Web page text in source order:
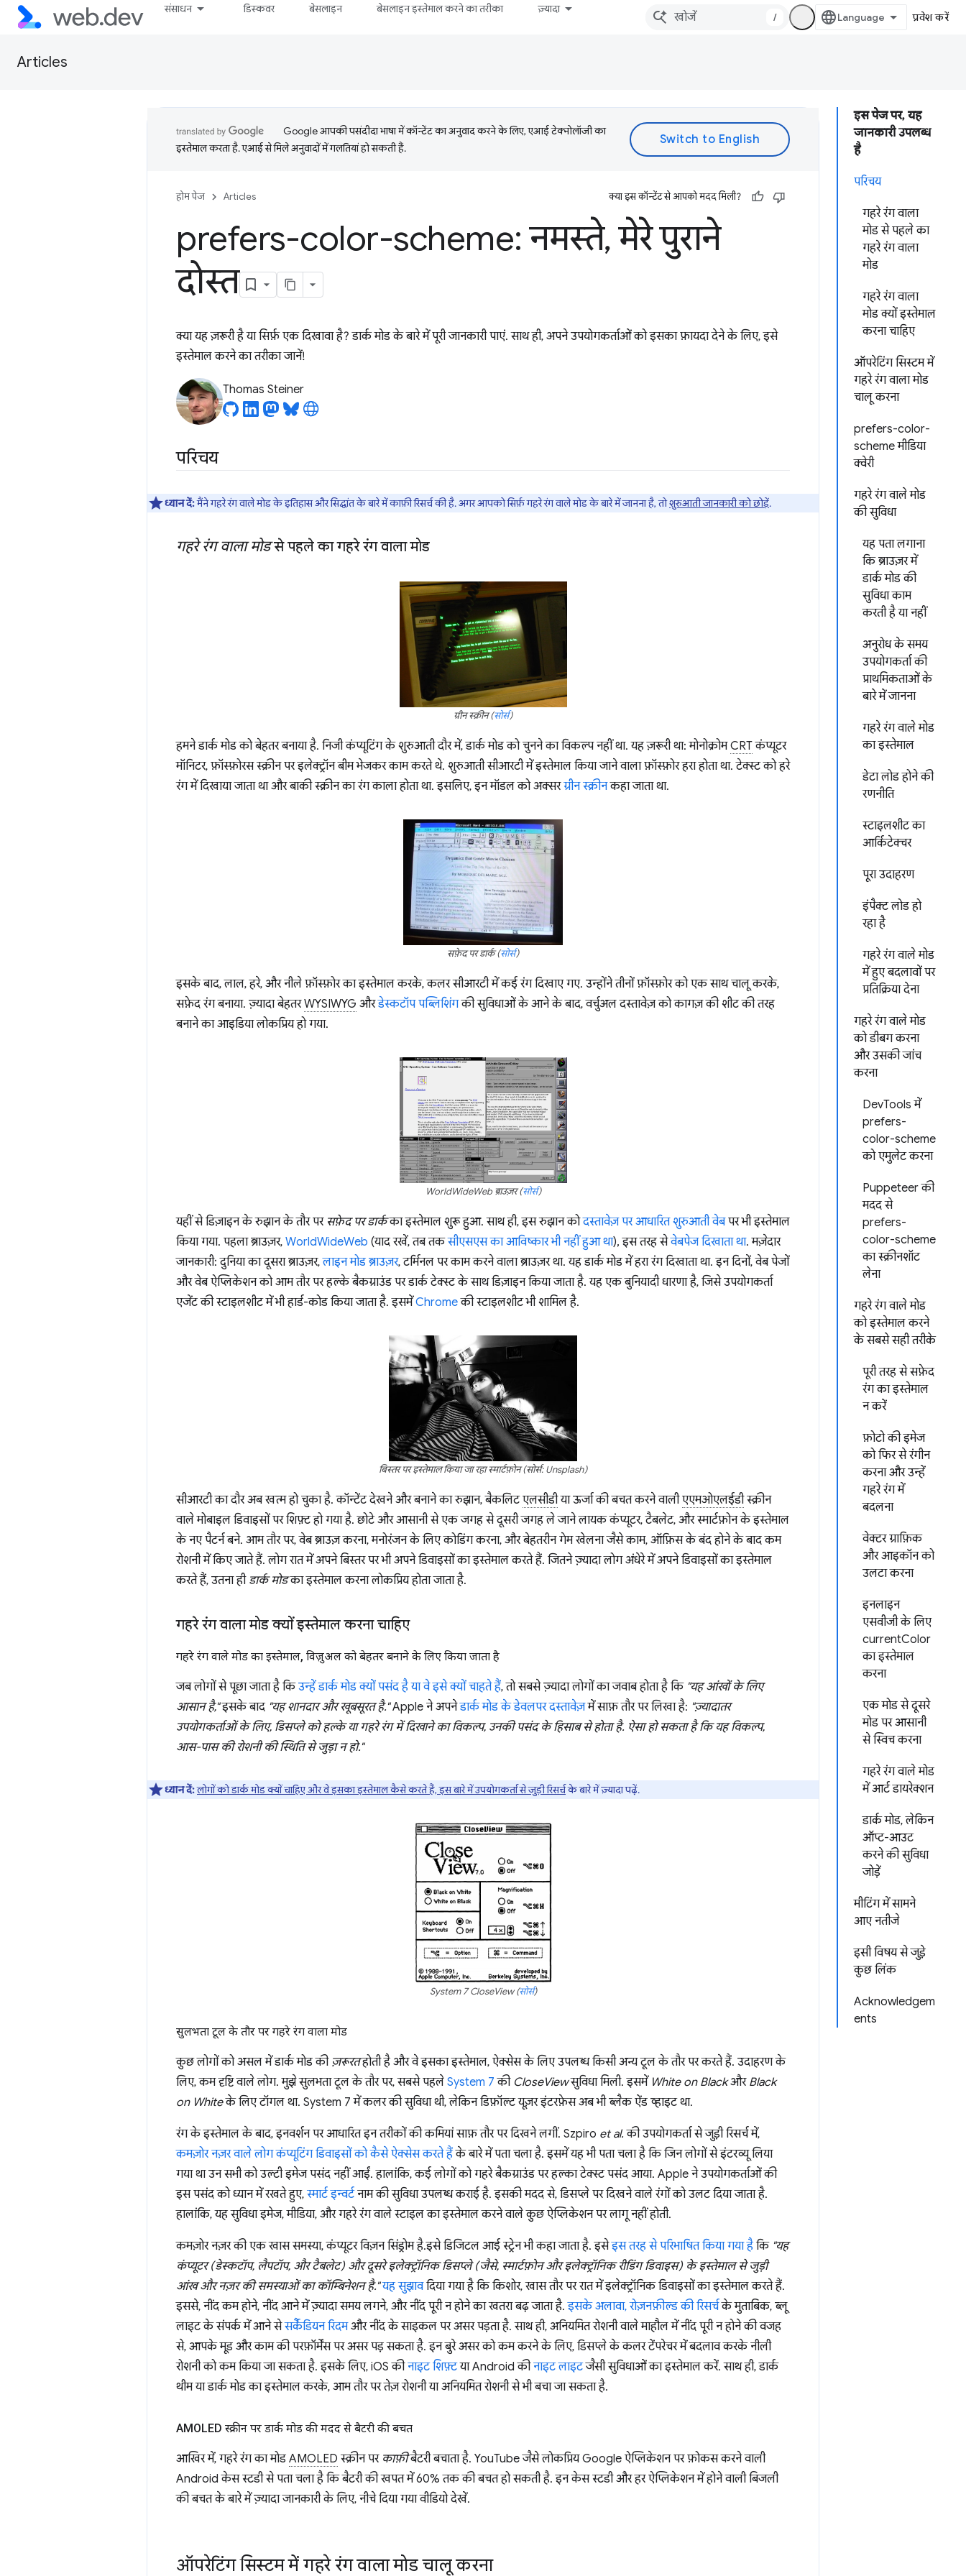
संसाधन डिस्कवर बेसलाइन बेसलाइन इस्तेमाल करने का तरीका ज़्यादा
/ प्रवेश करें
Articles
इस पेज पर, यह
जानकारी उपलब्ध
है
परिचय
गहरे रंग वाला
मोड से पहले का
गहरे रंग वाला
मोड
गहरे रंग वाला
मोड क्यों इस्तेमाल
करना चाहिए
ऑपरेटिंग सिस्टम में
गहरे रंग वाला मोड
चालू करना
prefers-color-
scheme मीडिया
क्वेरी
गहरे रंग वाले मोड
की सुविधा
यह पता लगाना
कि ब्राउज़र में
डार्क मोड की
सुविधा काम
करती है या नहीं
अनुरोध के समय
उपयोगकर्ता की
प्राथमिकताओं के
बारे में जानना
गहरे रंग वाले मोड
का इस्तेमाल
डेटा लोड होने की
रणनीति
स्टाइलशीट का
आर्किटेक्चर
पूरा उदाहरण
इंपैक्ट लोड हो
रहा है
गहरे रंग वाले मोड
में हुए बदलावों पर
प्रतिक्रिया देना
गहरे रंग वाले मोड
को डीबग करना
और उसकी जांच
करना
DevTools में
prefers-
color-scheme
को एमुलेट करना
Puppeteer की
मदद से
prefers-
color-scheme
का स्क्रीनशॉट
लेना
गहरे रंग वाले मोड
को इस्तेमाल करने
के सबसे सही तरीके
पूरी तरह से सफ़ेद
रंग का इस्तेमाल
न करें
फ़ोटो की इमेज
को फिर से रंगीन
करना और उन्हें
गहरे रंग में
बदलना
वेक्टर ग्राफ़िक
और आइकॉन को
उलटा करना
इनलाइन
एसवीजी के लिए
currentColor
का इस्तेमाल
करना
एक मोड से दूसरे
मोड पर आसानी
से स्विच करना
गहरे रंग वाले मोड
में आर्ट डायरेक्शन
डार्क मोड, लेकिन
ऑप्ट-आउट
करने की सुविधा
जोड़ें
मीटिंग में सामने
आए नतीजे
इसी विषय से जुड़े
कुछ लिंक
Acknowledgem
ents
Google आपकी पसंदीदा भाषा में कॉन्टेंट का अनुवाद करने के लिए, एआई टेक्नोलॉजी का
इस्तेमाल करता है. एआई से मिले अनुवादों में गलतियां हो सकती हैं.
होम पेज Articles क्या इस कॉन्टेंट से आपको मदद मिली?
prefers-color-scheme: नमस्ते,मेरे पुराने
दोस्त
क्या यह ज़रूरी है या सिर्फ़ एक दिखावा है? डार्क मोड के बारे में पूरी जानकारी पाएं. साथ ही, अपने उपयोगकर्ताओं को इसका फ़ायदा देने के लिए, इसे
इस्तेमाल करने का तरीका जानें!
Thomas Steiner
परिचय
ध्यान दें:मैंने गहरे रंग वाले मोड के इतिहास और सिद्धांत के बारे में काफ़ी रिसर्च की है. अगर आपको सिर्फ़ गहरे रंग वाले मोड के बारे में जानना है, तोशुरुआती जानकारी को छोड़ें.
गहरे रंग वाला मोडसे पहले का गहरे रंग वाला मोड
ग्रीन स्क्रीन (सोर्स)
हमने डार्क मोड को बेहतर बनाया है. निजी कंप्यूटिंग के शुरुआती दौर में, डार्क मोड को चुनने का विकल्प नहीं था. यह ज़रूरी था: मोनोक्रोमCRTकंप्यूटर
मॉनिटर, फ़ॉस्फ़ोरस स्क्रीन पर इलेक्ट्रॉन बीम भेजकर काम करते थे. शुरुआती सीआरटी में इस्तेमाल किया जाने वाला फ़ॉस्फ़ोर हरा होता था. टेक्स्ट को हरे
रंग में दिखाया जाता था और बाकी स्क्रीन का रंग काला होता था. इसलिए, इन मॉडल को अक्सरग्रीन स्क्रीनकहा जाता था.
सफ़ेद पर डार्क (सोर्स)
इसके बाद, लाल, हरे, और नीले फ़ॉस्फ़ोर का इस्तेमाल करके, कलर सीआरटी में कई रंग दिखाए गए. उन्होंने तीनों फ़ॉस्फ़ोर को एक साथ चालू करके,
सफ़ेद रंग बनाया. ज़्यादा बेहतरWYSIWYG औरडेस्कटॉप पब्लिशिंगकी सुविधाओं के आने के बाद, वर्चुअल दस्तावेज़ को कागज़ की शीट की तरह
बनाने का आइडिया लोकप्रिय हो गया.
WorldWideWeb ब्राउज़र (सोर्स)
यहीं से डिज़ाइन के रुझान के तौर पर सफ़ेद पर डार्कका इस्तेमाल शुरू हुआ. साथ ही, इस रुझान कोदस्तावेज़ पर आधारित शुरुआती वेबपर भी इस्तेमाल
किया गया. पहला ब्राउज़र, WorldWideWeb (याद रखें, तब तकसीएसएस का आविष्कार भी नहीं हुआ था), इस तरह सेवेबपेज दिखाता था. मज़ेदार
जानकारी: दुनिया का दूसरा ब्राउज़र,लाइन मोड ब्राउज़र, टर्मिनल पर काम करने वाला ब्राउज़र था. यह डार्क मोड में हरा रंग दिखाता था. इन दिनों, वेब पेजों
और वेब ऐप्लिकेशन को आम तौर पर हल्के बैकग्राउंड पर डार्क टेक्स्ट के साथ डिज़ाइन किया जाता है. यह एक बुनियादी धारणा है, जिसे उपयोगकर्ता
एजेंट की स्टाइलशीट में भी हार्ड-कोड किया जाता है. इसमेंChromeकी स्टाइलशीट भी शामिल है.
बिस्तर पर इस्तेमाल किया जा रहा स्मार्टफ़ोन (सोर्स: Unsplash)
सीआरटी का दौर अब खत्म हो चुका है. कॉन्टेंट देखने और बनाने का रुझान, बैकलिटएलसीडीया ऊर्जा की बचत करने वालीएएमओएलईडीस्क्रीन
वाले मोबाइल डिवाइसों पर शिफ़्ट हो गया है. छोटे और आसानी से एक जगह से दूसरी जगह ले जाने लायक कंप्यूटर, टैबलेट, और स्मार्टफ़ोन के इस्तेमाल
के नए पैटर्न बने. आम तौर पर, वेब ब्राउज़ करना, मनोरंजन के लिए कोडिंग करना, और बेहतरीन गेम खेलना जैसे काम, ऑफ़िस के बंद होने के बाद कम
रोशनी में किए जाते हैं. लोग रात में अपने बिस्तर पर भी अपने डिवाइसों का इस्तेमाल करते हैं. जितने ज़्यादा लोग अंधेरे में अपने डिवाइसों का इस्तेमाल
करते हैं, उतना ही डार्क मोडका इस्तेमाल करना लोकप्रिय होता जाता है.
गहरे रंग वाला मोड क्यों इस्तेमाल करना चाहिए
गहरे रंग वाले मोड का इस्तेमाल, विज़ुअल को बेहतर बनाने के लिए किया जाता है
जब लोगों से पूछा जाता है किउन्हें डार्क मोड क्यों पसंद है या वे इसे क्यों चाहते हैं, तो सबसे ज़्यादा लोगों का जवाब होता है कि "यह आंखों के लिए
आसान है,"इसके बाद "यह शानदार और खूबसूरत है."Apple ने अपनेडार्क मोड के डेवलपर दस्तावेज़में साफ़ तौर पर लिखा है: "ज़्यादातर
उपयोगकर्ताओं के लिए, डिसप्ले को हल्के या गहरे रंग में दिखाने का विकल्प, उनकी पसंद के हिसाब से होता है. ऐसा हो सकता है कि यह विकल्प,
आस-पास की रोशनी की स्थिति से जुड़ा न हो."
ध्यान दें:लोगों को डार्क मोड क्यों चाहिए और वे इसका इस्तेमाल कैसे करते हैं, इस बारे में उपयोगकर्ता से जुड़ी रिसर्चके बारे में ज़्यादा पढ़ें.
System 7 CloseView (सोर्स)
सुलभता टूल के तौर पर गहरे रंग वाला मोड
कुछ लोगों को असल में डार्क मोड की ज़रूरतहोती है और वे इसका इस्तेमाल, ऐक्सेस के लिए उपलब्ध किसी अन्य टूल के तौर पर करते हैं. उदाहरण के
लिए, कम दृष्टि वाले लोग. मुझे सुलभता टूल के तौर पर, सबसे पहले System 7 की CloseViewसुविधा मिली. इसमें White on Blackऔर Black
on Whiteके लिए टॉगल था. System 7 में कलर की सुविधा थी, लेकिन डिफ़ॉल्ट यूज़र इंटरफ़ेस अब भी ब्लैक ऐंड व्हाइट था.
रंग के इस्तेमाल के बाद, इनवर्शन पर आधारित इन तरीकों की कमियां साफ़ तौर पर दिखने लगीं. Szpiro et al. की उपयोगकर्ता से जुड़ी रिसर्च में,
कमज़ोर नज़र वाले लोग कंप्यूटिंग डिवाइसों को कैसे ऐक्सेस करते हैंके बारे में पता चला है. इसमें यह भी पता चला है कि जिन लोगों से इंटरव्यू लिया
गया था उन सभी को उल्टी इमेज पसंद नहीं आईं. हालांकि, कई लोगों को गहरे बैकग्राउंड पर हल्का टेक्स्ट पसंद आया. Apple ने उपयोगकर्ताओं की
इस पसंद को ध्यान में रखते हुए, स्मार्ट इन्वर्टनाम की सुविधा उपलब्ध कराई है. इसकी मदद से, डिसप्ले पर दिखने वाले रंगों को उलट दिया जाता है.
हालांकि, यह सुविधा इमेज, मीडिया, और गहरे रंग वाले स्टाइल का इस्तेमाल करने वाले कुछ ऐप्लिकेशन पर लागू नहीं होती.
कमज़ोर नज़र की एक खास समस्या, कंप्यूटर विज़न सिंड्रोम है.इसे डिजिटल आई स्ट्रेन भी कहा जाता है. इसेइस तरह से परिभाषित किया गया है कि "यह
कंप्यूटर (डेस्कटॉप, लैपटॉप, और टैबलेट) और दूसरे इलेक्ट्रॉनिक डिसप्ले (जैसे, स्मार्टफ़ोन और इलेक्ट्रॉनिक रीडिंग डिवाइस) के इस्तेमाल से जुड़ी
आंख और नज़र की समस्याओं का कॉम्बिनेशन है." यह सुझावदिया गया है कि किशोर, खास तौर पर रात में इलेक्ट्रॉनिक डिवाइसों का इस्तेमाल करते हैं.
इससे, नींद कम होने, नींद आने में ज़्यादा समय लगने, और नींद पूरी न होने का खतरा बढ़ जाता है.इसके अलावा,रोज़नफ़ील्ड की रिसर्चके मुताबिक, ब्लू
लाइट के संपर्क में आने सेसर्कैडियन रिदमऔर नींद के साइकल पर असर पड़ता है. साथ ही, अनियमित रोशनी वाले माहौल में नींद पूरी न होने की वजह
से, आपके मूड और काम की परफ़ॉर्मेंस पर असर पड़ सकता है. इन बुरे असर को कम करने के लिए, डिसप्ले के कलर टेंपरेचर में बदलाव करके नीली
रोशनी को कम किया जा सकता है. इसके लिए, iOS कीनाइट शिफ़्टया Android कीनाइट लाइटजैसी सुविधाओं का इस्तेमाल करें. साथ ही, डार्क
थीम या डार्क मोड का इस्तेमाल करके, आम तौर पर तेज़ रोशनी या अनियमित रोशनी से भी बचा जा सकता है.
AMOLED स्क्रीन पर डार्क मोड की मदद से बैटरी की बचत
आखिर में, गहरे रंग का मोड AMOLED स्क्रीन पर काफ़ीबैटरी बचाता है. YouTube जैसे लोकप्रिय Google ऐप्लिकेशन पर फ़ोकस करने वाली
Android केस स्टडी से पता चला है कि बैटरी की खपत में 60% तक की बचत हो सकती है. इन केस स्टडी और हर ऐप्लिकेशन में होने वाली बिजली
की बचत के बारे में ज़्यादा जानकारी के लिए, नीचे दिया गया वीडियो देखें.
ऑपरेटिंग सिस्टम में गहरे रंग वाला मोड चालू करना